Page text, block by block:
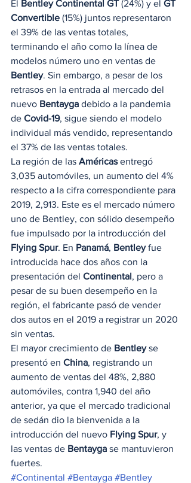
El Bentley Continental GT (24%) y el GT
Convertible (15%) juntos representaron
el 39% de las ventas totales,
terminando el año como la línea de
modelos número uno en ventas de
Bentley. Sin embargo, a pesar de los
retrasos en la entrada al mercado del
nuevo Bentayga debido a la pandemia
de Covid-19, sigue siendo el modelo
individual más vendido, representando
el 37% de las ventas totales.
La región de las Américas entregó
3,035 automóviles, un aumento del 4%
respecto a la cifra correspondiente para
2019, 2,913. Este es el mercado número
uno de Bentley, con sólido desempeño
fue impulsado por la introducción del
Flying Spur. En Panamá, Bentley fue
introducida hace dos años con la
presentación del Continental, pero a
pesar de su buen desempeño en la
región, el fabricante pasó de vender
dos autos en el 2019 a registrar un 2020
sin ventas.
El mayor crecimiento de Bentley se
presentó en China, registrando un
aumento de ventas del 48%, 2,880
automóviles, contra 1,940 del año
anterior, ya que el mercado tradicional
de sedán dio la bienvenida a la
introducción del nuevo Flying Spur, y
las ventas de Bentayga se mantuvieron
fuertes.
#Continental #Bentayga #Bentley